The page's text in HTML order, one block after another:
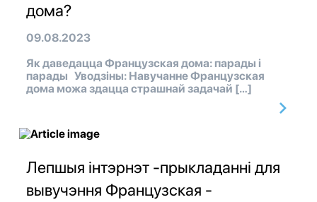
дома?
09.08.2023
Як даведацца Французская дома: парады і
парады Уводзіны: Навучанне Французская
дома можа здацца страшнай задачай […]
Лепшыя інтэрнэт -прыкладанні для
вывучэння Французская -